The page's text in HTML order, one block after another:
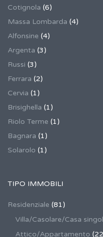
Cotignola (6)
Massa Lombarda (4)
Alfonsine (4)
Argenta (3)
Russi (3)
Ferrara (2)
Cervia (1)
Brisighella (1)
Riolo Terme (1)
Bagnara (1)
Solarolo (1)
TIPO IMMOBILI
Residenziale (81)
Villa/Casolare/Casa
Attico/Appartamento